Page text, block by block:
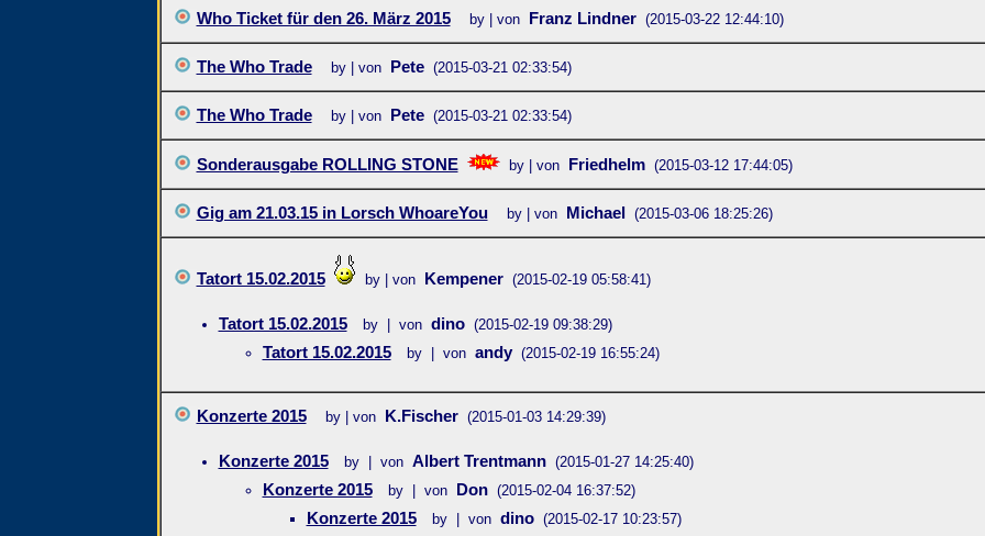
Who Ticket für den 26. März 2015 by | von Franz Lindner (2015-03-22 12:44:10)
The Who Trade by | von Pete (2015-03-21 02:33:54)
The Who Trade by | von Pete (2015-03-21 02:33:54)
Sonderausgabe ROLLING STONE by | von Friedhelm (2015-03-12 17:44:05)
Gig am 21.03.15 in Lorsch WhoareYou by | von Michael (2015-03-06 18:25:26)
Tatort 15.02.2015 by | von Kempener (2015-02-19 05:58:41)
Tatort 15.02.2015 by | von dino (2015-02-19 09:38:29)
Tatort 15.02.2015 by | von andy (2015-02-19 16:55:24)
Konzerte 2015 by | von K.Fischer (2015-01-03 14:29:39)
Konzerte 2015 by | von Albert Trentmann (2015-01-27 14:25:40)
Konzerte 2015 by | von Don (2015-02-04 16:37:52)
Konzerte 2015 by | von dino (2015-02-17 10:23:57)